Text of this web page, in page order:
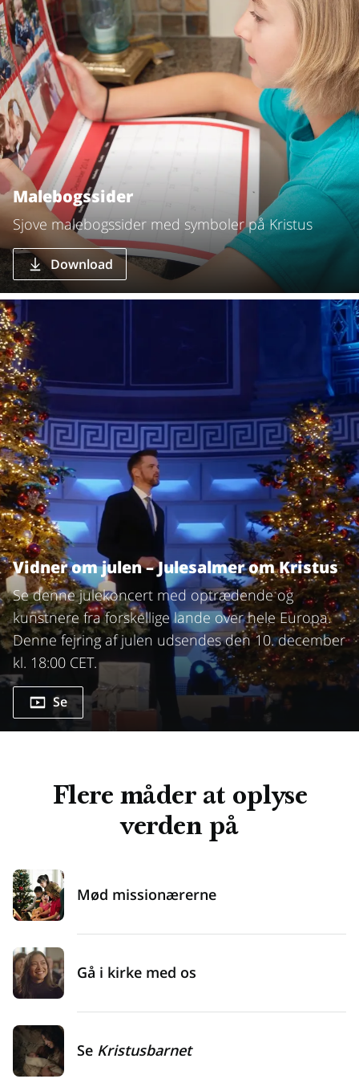
Malebogssider
Sjove malebogssider med symboler på Kristus
Download
Vidner om julen – Julesalmer om Kristus
Se denne julekoncert med optrædende og
kunstnere fra forskellige lande over hele Europa.
Denne fejring af julen udsendes den 10. december
kl. 18:00 CET.
Se
Flere måder at oplyse
verden på
Mød missionærerne
Gå i kirke med os
Se Kristusbarnet